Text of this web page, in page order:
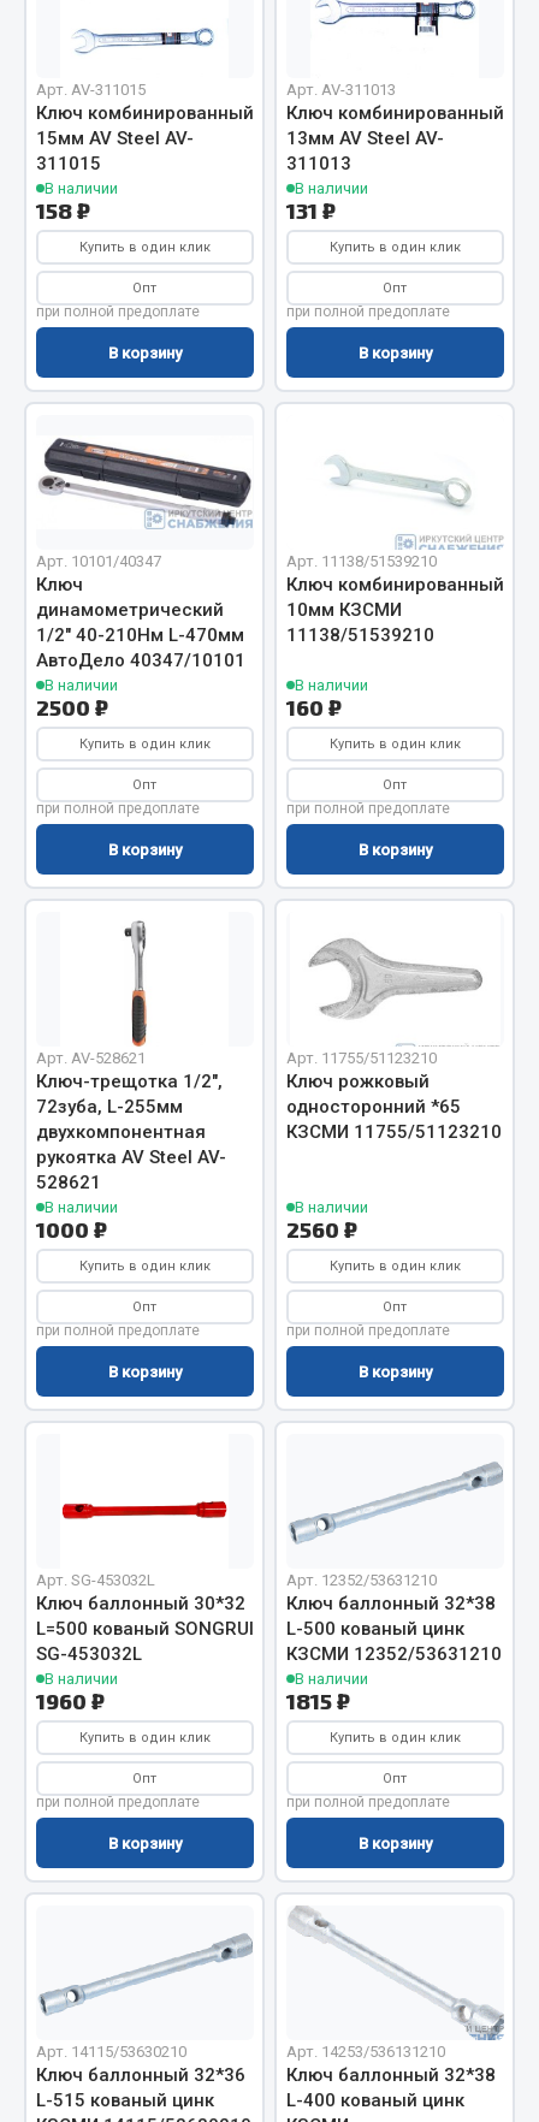
Инструмент
Автомобильный инструмент
Измерительный инструмент
Крепежный инструмент
Режущий инструмент
Силовое оборудование
Слесарный инструмент
Показать ещё
Цепи подъёмные
Весь раздел
РТИ
Кольца уплотнительные
Паронит
Рукава высокого давления
Весь раздел
Автомобильная электрика
Автолампы
Блоки реле и предохранителей
Вилки нагрузочные
Выключатели и переключатели клавишные
Выключатели кнопочные
Выключатель массы
Запчасти на полуприцепы
Амортизаторы для полуприцепов
Весь раздел
Запчасти КамАЗ
Система питания
Система охлаждения
Сцепление
Коробка передач
Коробка передач ZF
Показать ещё
Арт. AV-311015
Ключ комбинированный
15мм AV Steel AV-
311015
В наличии
158 ₽
Купить в один клик
Опт
при полной предоплате
В корзину
Арт. AV-311013
Ключ комбинированный
13мм AV Steel AV-
311013
В наличии
131 ₽
Купить в один клик
Опт
при полной предоплате
В корзину
Арт. 10101/40347
Ключ
динамометрический
1/2" 40-210Нм L-470мм
АвтоДело 40347/10101
В наличии
2500 ₽
Купить в один клик
Опт
при полной предоплате
В корзину
Арт. 11138/51539210
Ключ комбинированный
10мм КЗСМИ
11138/51539210
В наличии
160 ₽
Купить в один клик
Опт
при полной предоплате
В корзину
Арт. AV-528621
Ключ-трещотка 1/2",
72зуба, L-255мм
двухкомпонентная
рукоятка AV Steel AV-
528621
В наличии
1000 ₽
Купить в один клик
Опт
при полной предоплате
В корзину
Арт. 11755/51123210
Ключ рожковый
односторонний *65
КЗСМИ 11755/51123210
В наличии
2560 ₽
Купить в один клик
Опт
при полной предоплате
В корзину
Арт. SG-453032L
Ключ баллонный 30*32
L=500 кованый SONGRUI
SG-453032L
В наличии
1960 ₽
Купить в один клик
Опт
при полной предоплате
В корзину
Арт. 12352/53631210
Ключ баллонный 32*38
L-500 кованый цинк
КЗСМИ 12352/53631210
В наличии
1815 ₽
Купить в один клик
Опт
при полной предоплате
В корзину
Арт. 14115/53630210
Ключ баллонный 32*36
L-515 кованый цинк
Арт. 14253/536131210
Ключ баллонный 32*38
L-400 кованый цинк